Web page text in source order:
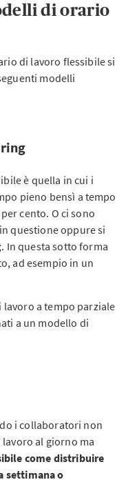
di orario
di lavoro flessibile si
modelli
è quella in cui i
pieno bensì a tempo
cento. O ci sono
questione oppure si
. In questa sotto forma
ad esempio in un
a tempo parziale
a un modello di
i collaboratori non
al giorno ma
come distribuire
settimana o